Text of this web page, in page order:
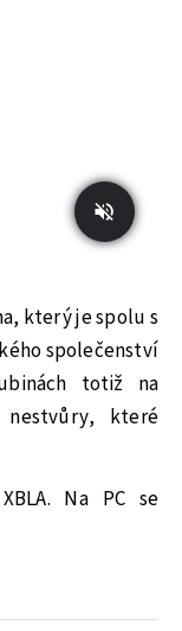
který je spolu s
společenství
totiž na
nestvůry, které
Na PC se